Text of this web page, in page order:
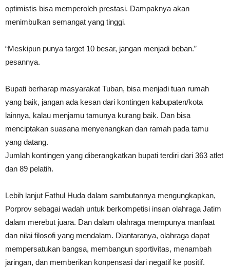
optimistis bisa memperoleh prestasi. Dampaknya akan
menimbulkan semangat yang tinggi.
“Meskipun punya target 10 besar, jangan menjadi beban.”
pesannya.
Bupati berharap masyarakat Tuban, bisa menjadi tuan rumah
yang baik, jangan ada kesan dari kontingen kabupaten/kota
lainnya, kalau menjamu tamunya kurang baik. Dan bisa
menciptakan suasana menyenangkan dan ramah pada tamu
yang datang.
Jumlah kontingen yang diberangkatkan bupati terdiri dari 363 atlet
dan 89 pelatih.
Lebih lanjut Fathul Huda dalam sambutannya mengungkapkan,
Porprov sebagai wadah untuk berkompetisi insan olahraga Jatim
dalam merebut juara. Dan dalam olahraga mempunya manfaat
dan nilai filosofi yang mendalam. Diantaranya, olahraga dapat
mempersatukan bangsa, membangun sportivitas, menambah
jaringan, dan memberikan konpensasi dari negatif ke positif.